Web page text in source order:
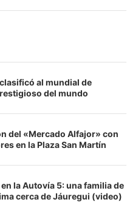
al mundial de
del mundo
del «Mercado Alfajor» con
en la Plaza San Martín
la Autovía 5: una familia de
cerca de Jáuregui (video)